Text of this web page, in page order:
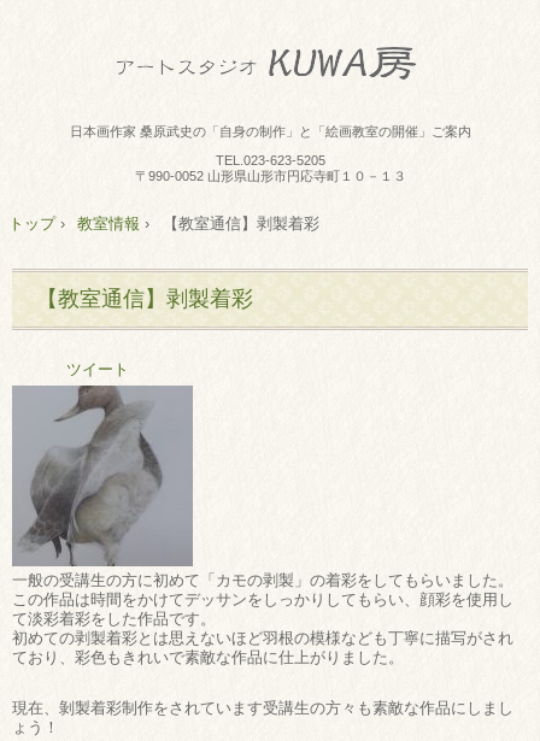
日本画作家 桑原武史の「自身の制作」と「絵画教室の開催」ご案内
TEL. 023-623-5205
〒990-0052 山形県山形市円応寺町１０－１３
トップ› 教室情報 › 【教室通信】剥製着彩
【教室通信】剥製着彩
ツイート
一般の受講生の方に初めて「カモの剥製」の着彩をしてもらいました。
この作品は時間をかけてデッサンをしっかりしてもらい、顔彩を使用し
て淡彩着彩をした作品です。
初めての剥製着彩とは思えないほど羽根の模様なども丁寧に描写がされ
ており、彩色もきれいで素敵な作品に仕上がりました。
現在、剝製着彩制作をされています受講生の方々も素敵な作品にしまし
ょう！